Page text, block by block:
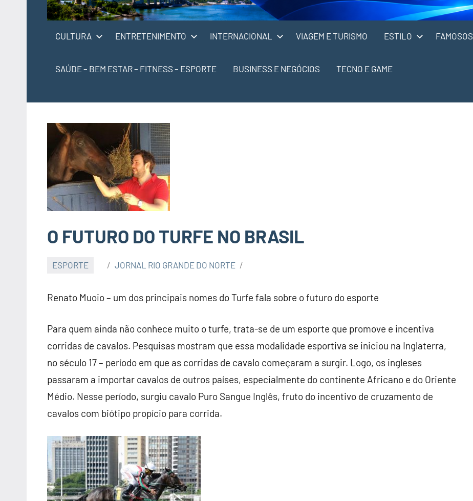
CULTURA ENTRETENIMENTO INTERNACIONAL VIAGEM E TURISMO ESTILO FAMOSOS
SAÚDE – BEM ESTAR – FITNESS – ESPORTE BUSINESS E NEGÓCIOS TECNO E GAME
O FUTURO DO TURFE NO BRASIL
ESPORTE JORNAL RIO GRANDE DO NORTE
Renato Muoio – um dos principais nomes do Turfe fala sobre o futuro do esporte
Para quem ainda não conhece muito o turfe, trata-se de um esporte que promove e incentiva
corridas de cavalos. Pesquisas mostram que essa modalidade esportiva se iniciou na Inglaterra,
no século 17 – período em que as corridas de cavalo começaram a surgir. Logo, os ingleses
passaram a importar cavalos de outros países, especialmente do continente Africano e do Oriente
Médio. Nesse período, surgiu cavalo Puro Sangue Inglês, fruto do incentivo de cruzamento de
cavalos com biótipo propício para corrida.